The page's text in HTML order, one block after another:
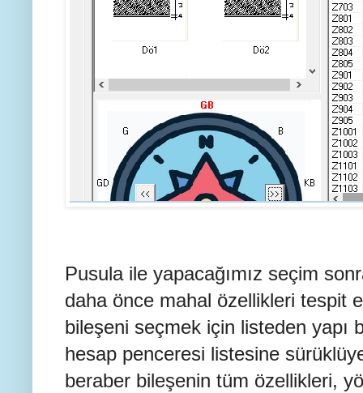
Pusula ile yapacağımız seçim
daha önce mahal özellikleri tespit
bileşeni seçmek için listeden yapı
hesap penceresi listesine
beraber bileşenin tüm özellikleri,